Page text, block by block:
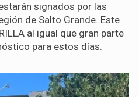
signados por las
de Salto Grande. Este
al igual que gran parte
para estos días.